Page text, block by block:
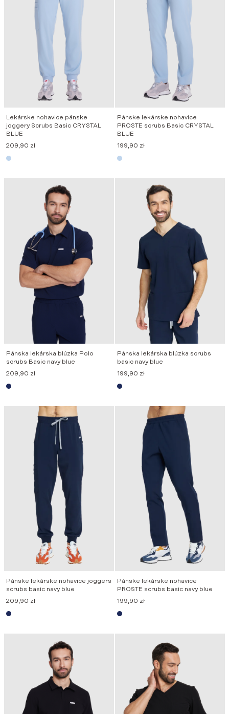
Lekárske nohavice pánske
joggery Scrubs Basic CRYSTAL
BLUE
209,90 zł
Pánske lekárske nohavice
PROSTE scrubs Basic CRYSTAL
BLUE
199,90 zł
Pánska lekárska blúzka Polo
scrubs Basic navy blue
209,90 zł
Pánska lekárska blúzka scrubs
basic navy blue
199,90 zł
Pánske lekárske nohavice joggers
scrubs basic navy blue
209,90 zł
Pánske lekárske nohavice
PROSTE scrubs basic navy blue
199,90 zł